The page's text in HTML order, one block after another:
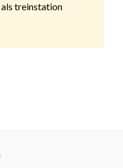
als treinstation